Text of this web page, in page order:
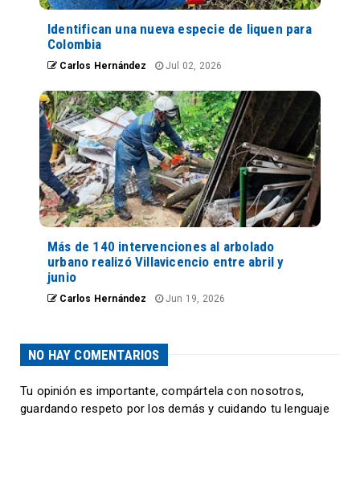
Identifican una nueva especie de liquen para
Colombia
Carlos Hernández Jul 02, 2026
Más de 140 intervenciones al arbolado
urbano realizó Villavicencio entre abril y
junio
Carlos Hernández Jun 19, 2026
NO HAY COMENTARIOS
Tu opinión es importante, compártela con nosotros,
guardando respeto por los demás y cuidando tu lenguaje